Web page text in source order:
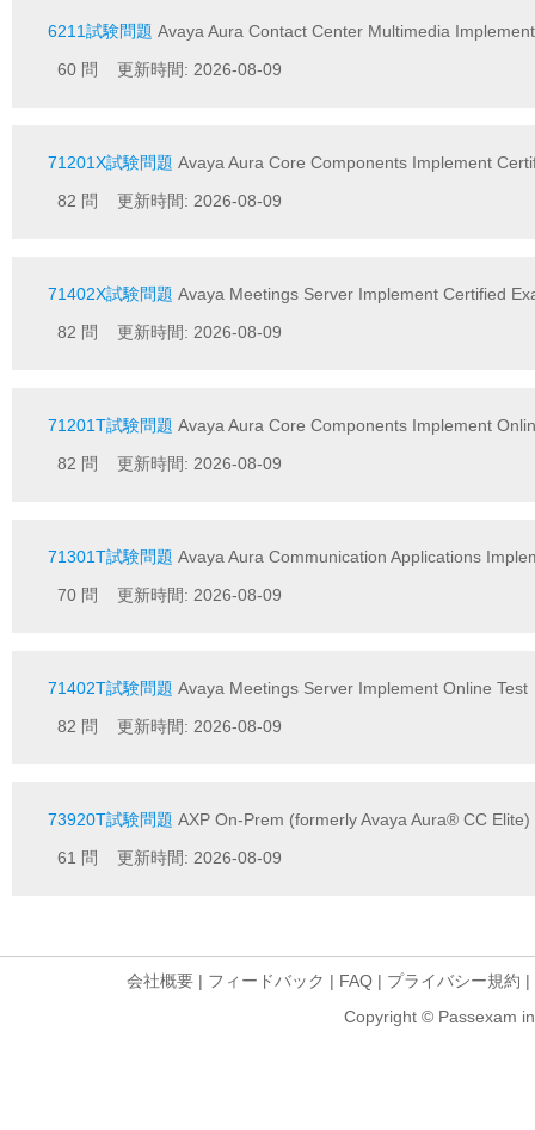
6211試験問題 Avaya Aura Contact Center Multimedia
60 問 更新時間: 2026-08-09
71201X試験問題 Avaya Aura Core Components Implement
82 問 更新時間: 2026-08-09
71402X試験問題 Avaya Meetings Server Implement Certified
82 問 更新時間: 2026-08-09
71201T試験問題 Avaya Aura Core Components Implement
82 問 更新時間: 2026-08-09
71301T試験問題 Avaya Aura Communication Applications
70 問 更新時間: 2026-08-09
71402T試験問題 Avaya Meetings Server Implement Online Test
82 問 更新時間: 2026-08-09
73920T試験問題 AXP On-Prem (formerly Avaya Aura® CC
61 問 更新時間: 2026-08-09
会社概要 | フィードバック | FAQ | プライバシー規約 |
Copyright © Passexam